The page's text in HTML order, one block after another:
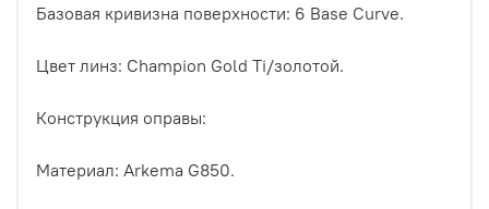
Базовая кривизна поверхности: 6 Base Curve.
Цвет линз: Champion Gold Ti/золотой.
Конструкция оправы:
Материал: Arkema G850.